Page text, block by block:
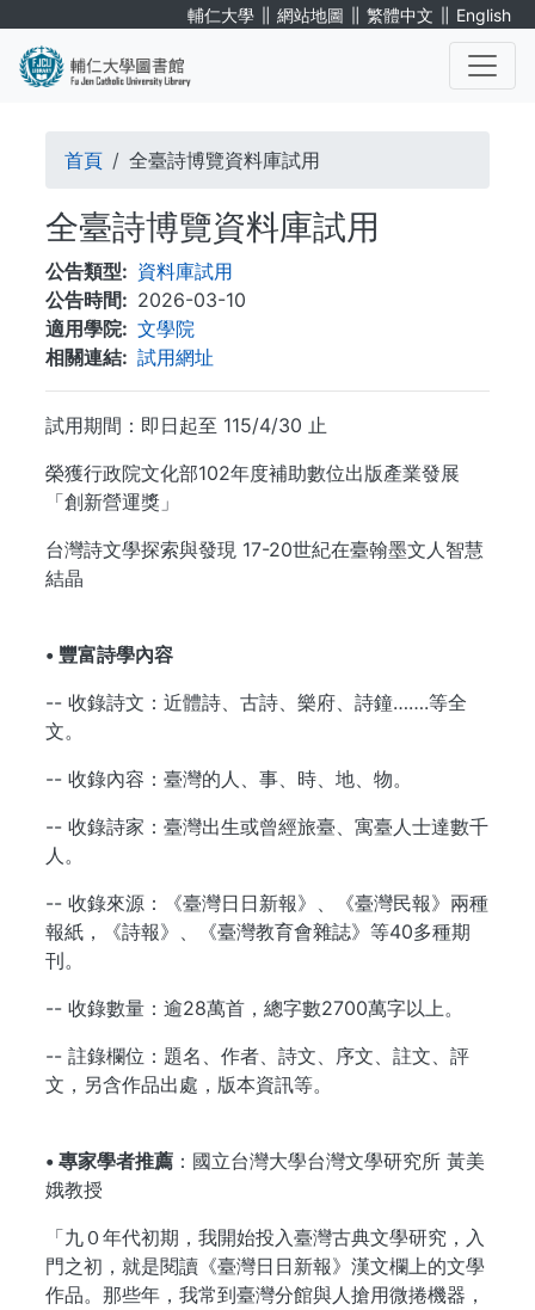
輔仁大學 ∥ 網站地圖 ∥ 繁體中文 ∥ English
導
航
連
結
首頁 全臺詩博覽資料庫試用
全臺詩博覽資料庫試用
公告類型
資料庫試用
公告時間
2026-03-10
適用學院
文學院
相關連結
試用網址
試用期間：即日起至 115/4/30 止
榮獲行政院文化部102年度補助數位出版產業發展
「創新營運獎」
台灣詩文學探索與發現 17-20世紀在臺翰墨文人智慧
結晶
• 豐富詩學內容
-- 收錄詩文：近體詩、古詩、樂府、詩鐘…….等全
文。
-- 收錄內容：臺灣的人、事、時、地、物。
-- 收錄詩家：臺灣出生或曾經旅臺、寓臺人士達數千
人。
-- 收錄來源：《臺灣日日新報》、《臺灣民報》兩種
報紙，《詩報》、《臺灣教育會雜誌》等40多種期
刊。
-- 收錄數量：逾28萬首，總字數2700萬字以上。
-- 註錄欄位：題名、作者、詩文、序文、註文、評
文，另含作品出處，版本資訊等。
• 專家學者推薦 ：國立台灣大學台灣文學研究所 黃美
娥教授
「九０年代初期，我開始投入臺灣古典文學研究，入
門之初，就是閱讀《臺灣日日新報》漢文欄上的文學
作品。那些年，我常到臺灣分館與人搶用微捲機器，